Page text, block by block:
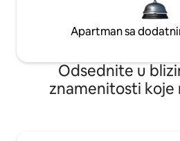
Apartman sa
Odsednite u
znamenitosti koje